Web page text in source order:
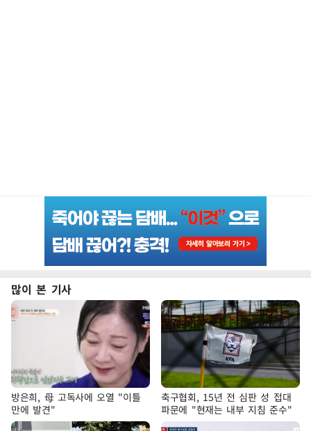
많이 본 기사
방은희, 母 고독사에 오열 "이틀
만에 발견"
축구협회, 15년 전 심판 성 접대
파문에 "현재는 내부 지침 준수"